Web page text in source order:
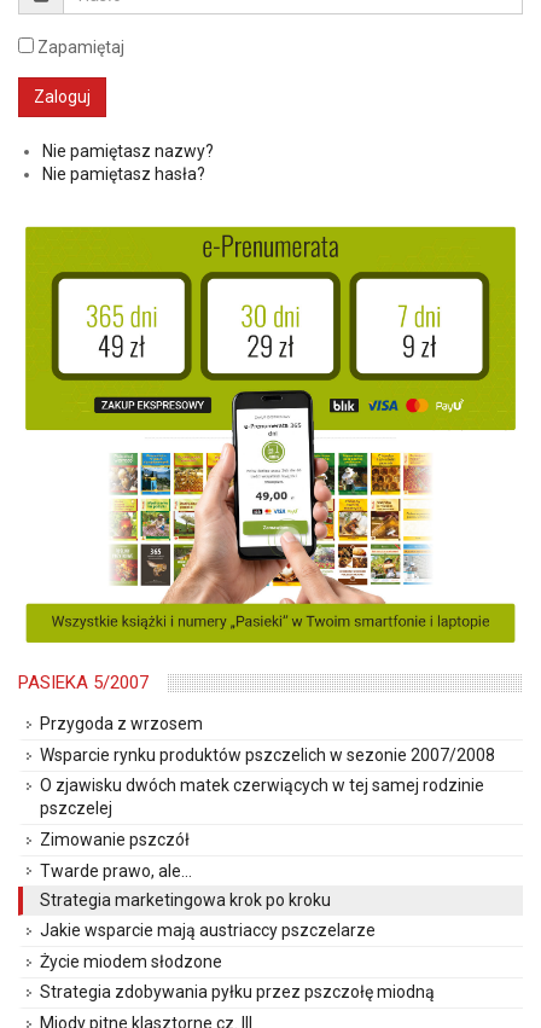
Zapamiętaj
Nie pamiętasz nazwy?
Nie pamiętasz hasła?
PASIEKA 5/2007
Przygoda z wrzosem
Wsparcie rynku produktów pszczelich w sezonie 2007/2008
O zjawisku dwóch matek czerwiących w tej samej rodzinie
pszczelej
Zimowanie pszczół
Twarde prawo, ale…
Strategia marketingowa krok po kroku
Jakie wsparcie mają austriaccy pszczelarze
Życie miodem słodzone
Strategia zdobywania pyłku przez pszczołę miodną
Miody pitne klasztorne cz. III